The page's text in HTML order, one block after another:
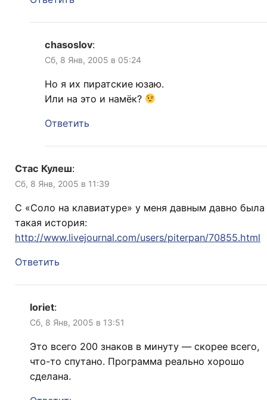
chasoslov:
Сб, 8 Янв, 2005 в 05:24
Но я их пиратские юзаю.
Или на это и намёк?
Ответить
Стас Кулеш:
Сб, 8 Янв, 2005 в 11:39
С «Соло на клавиатуре» у меня давным давно была
такая история:
http://www.livejournal.com/users/piterpan/70855.html
Ответить
loriet:
Сб, 8 Янв, 2005 в 13:51
Это всего 200 знаков в минуту — скорее всего,
что-то спутано. Программа реально хорошо
сделана.